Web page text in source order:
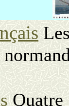
Quatre